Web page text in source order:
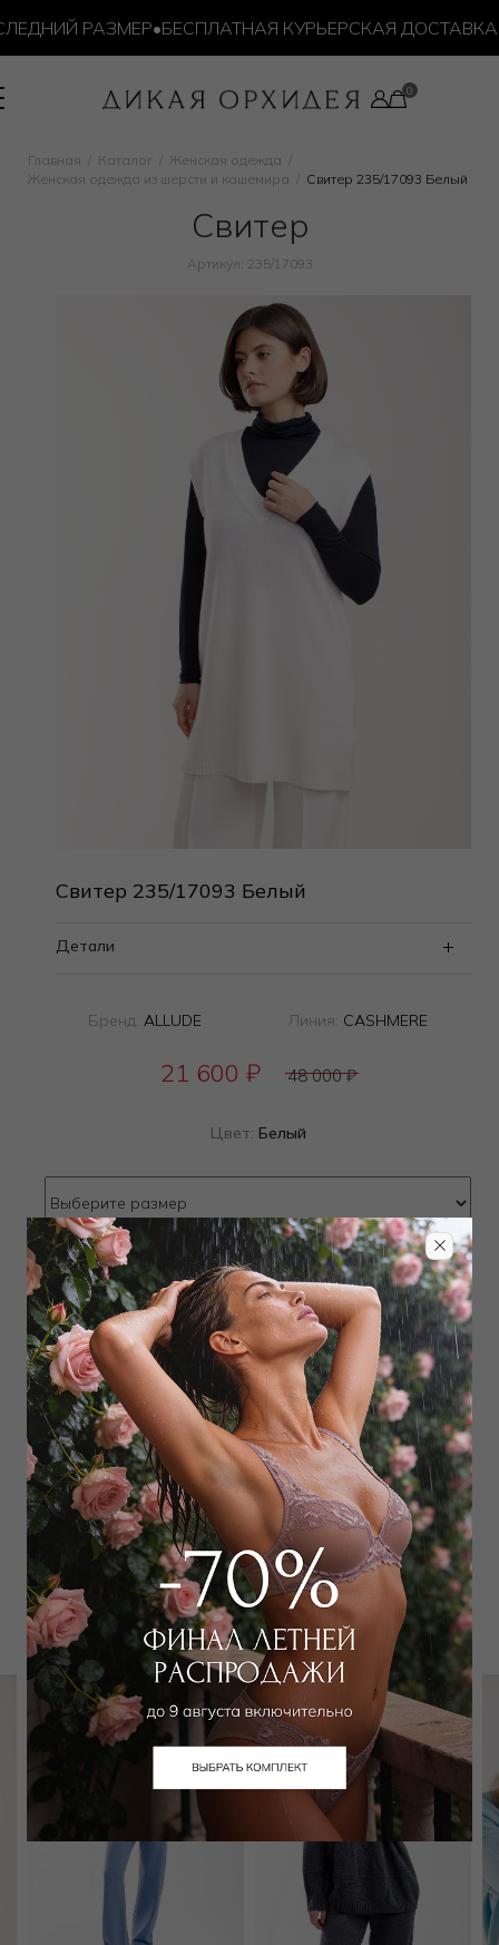
РАЗМЕР•БЕСПЛАТНАЯ КУРЬЕРСКАЯ ДОСТАВКА
Главная Каталог
Женская одежда
Женская одежда из шерсти и кашемира
Свитер 235/17093 Белый
Свитер
Артикул: 235/17093
Свитер 235/17093 Белый
Детали
Бренд: ALLUDE Линия: CASHMERE
21 600 ₽ 48 000₽
Цвет: Белый
Определить размер
Наличие в магазинах
Добавитьв корзину
Добавить в избранное
Забронировать в магазине
Вам может подойти